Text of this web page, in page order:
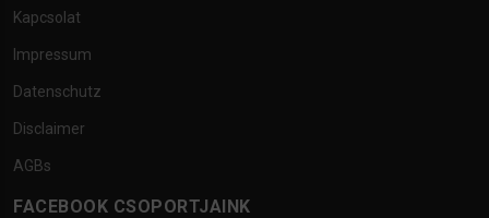
Kapcsolat
Impressum
Datenschutz
Disclaimer
AGBs
FACEBOOK CSOPORTJAINK